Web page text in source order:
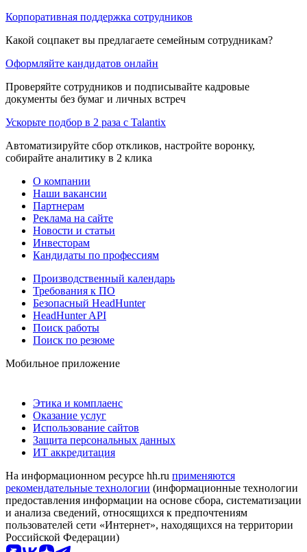
Корпоративная поддержка сотрудников
Какой соцпакет вы предлагаете семейным сотрудникам?
Оформляйте кандидатов онлайн
Проверяйте сотрудников и подписывайте кадровые
документы без бумаг и личных встреч
Ускорьте подбор в 2 раза с Talantix
Автоматизируйте сбор откликов, настройте воронку,
собирайте аналитику в 2 клика
О компании
Наши вакансии
Партнерам
Реклама на сайте
Новости и статьи
Инвесторам
Кандидаты по профессиям
Производственный календарь
Требования к ПО
Безопасный HeadHunter
HeadHunter API
Поиск работы
Поиск по резюме
Мобильное приложение
Этика и комплаенс
Оказание услуг
Использование сайтов
Защита персональных данных
ИТ аккредитация
На информационном ресурсе hh.ru применяются
рекомендательные технологии (информационные технологии
предоставления информации на основе сбора, систематизации
и анализа сведений, относящихся к предпочтениям
пользователей сети «Интернет», находящихся на территории
Российской Федерации)